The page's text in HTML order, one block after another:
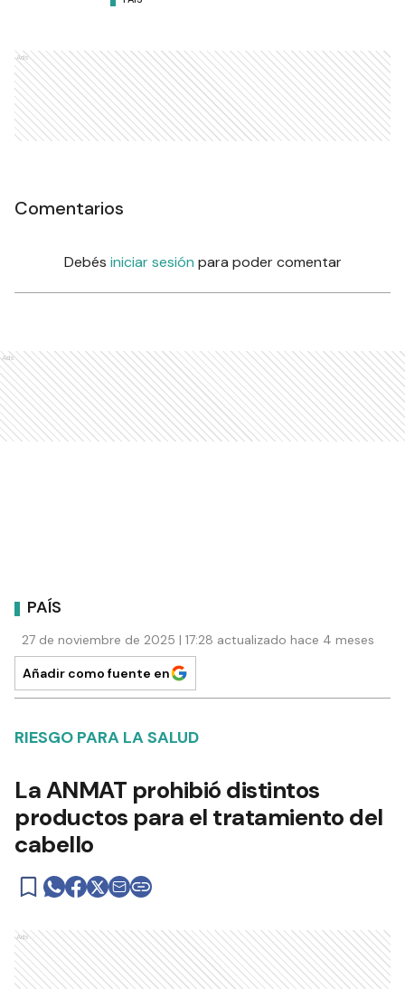
Ads
Comentarios
Debés iniciar sesión para poder comentar
Ads
PAÍS
27 de noviembre de 2025 | 17:28 actualizado hace 4 meses
Añadir como fuente en
RIESGO PARA LA SALUD
La ANMAT prohibió distintos
productos para el tratamiento del
cabello
Ads